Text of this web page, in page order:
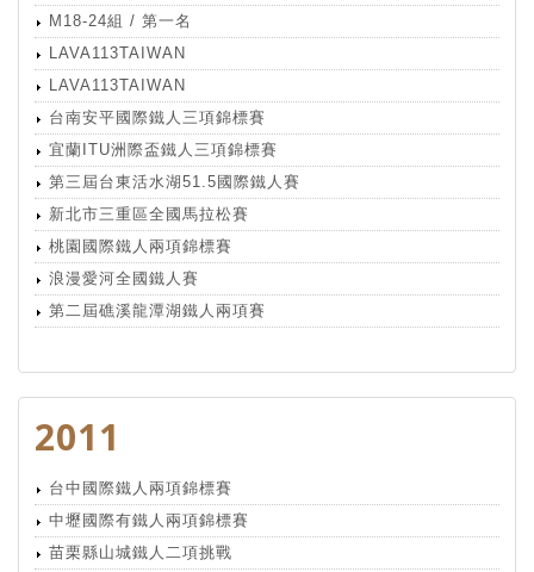
M18-24組 / 第一名
LAVA113TAIWAN
LAVA113TAIWAN
台南安平國際鐵人三項錦標賽
宜蘭ITU洲際盃鐵人三項錦標賽
第三屆台東活水湖51.5國際鐵人賽
新北市三重區全國馬拉松賽
桃園國際鐵人兩項錦標賽
浪漫愛河全國鐵人賽
第二屆礁溪龍潭湖鐵人兩項賽
2011
台中國際鐵人兩項錦標賽
中壢國際有鐵人兩項錦標賽
苗栗縣山城鐵人二項挑戰